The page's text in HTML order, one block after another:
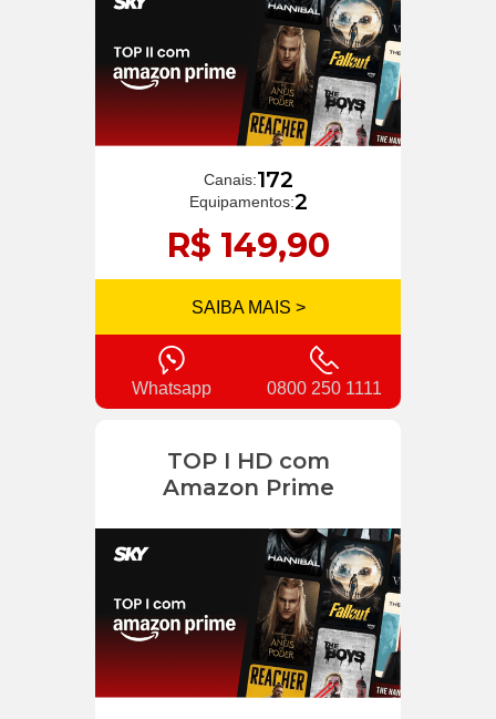
Canais:172
Equipamentos:2
R$ 149,90
SAIBA MAIS >
Whatsapp 0800 250 1111
TOP I HD com
Amazon Prime